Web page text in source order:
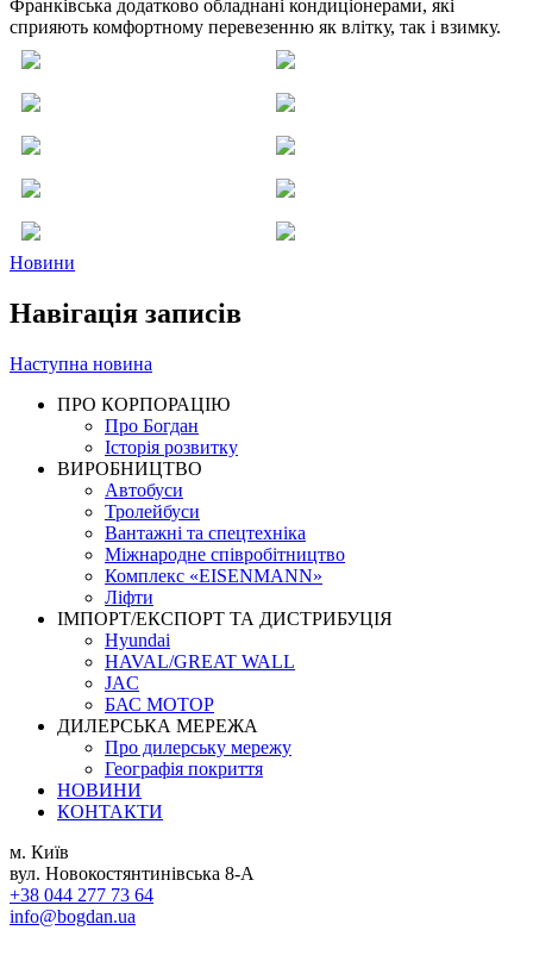
Франківська додатково обладнані кондиціонерами, які
сприяють комфортному перевезенню як влітку, так і взимку.
Новини
Навігація записів
Наступна новина
ПРО КОРПОРАЦІЮ
Про Богдан
Історія розвитку
ВИРОБНИЦТВО
Автобуси
Тролейбуси
Вантажні та спецтехніка
Міжнародне співробітництво
Комплекс «EISENMANN»
Ліфти
ІМПОРТ/ЕКСПОРТ ТА ДИСТРИБУЦІЯ
Hyundai
HAVAL/GREAT WALL
JAC
БАС МОТОР
ДИЛЕРСЬКА МЕРЕЖА
Про дилерську мережу
Географія покриття
НОВИНИ
КОНТАКТИ
м. Київ
вул. Новокостянтинівська 8-А
+38 044 277 73 64
info@bogdan.ua